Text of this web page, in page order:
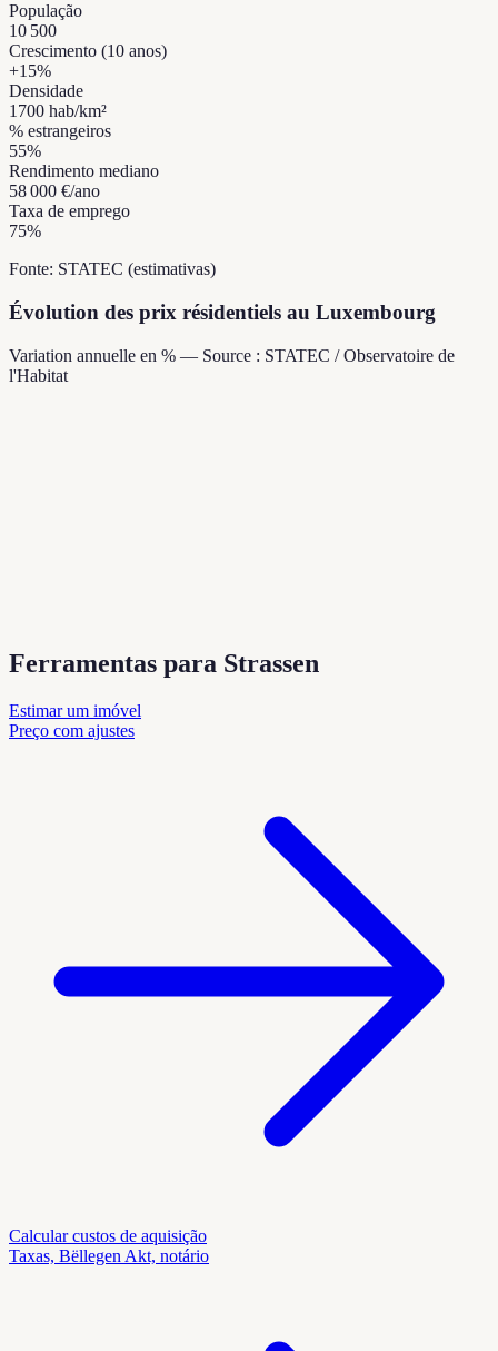
População
10 500
Crescimento (10 anos)
+15%
Densidade
1700 hab/km²
% estrangeiros
55%
Rendimento mediano
58 000 €/ano
Taxa de emprego
75%
Fonte: STATEC (estimativas)
Évolution des prix résidentiels au Luxembourg
Variation annuelle en % — Source : STATEC / Observatoire de
l'Habitat
Ferramentas para Strassen
Estimar um imóvel
Preço com ajustes
Calcular custos de aquisição
Taxas, Bëllegen Akt, notário